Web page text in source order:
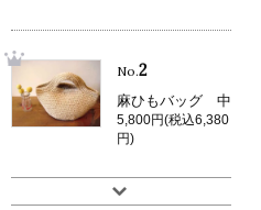
No.2
麻ひもバッグ 中
5,800円(税込6,380
円)